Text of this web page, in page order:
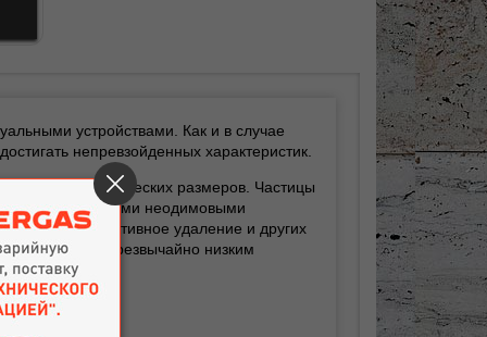
устройствами. Как и в случае
непревзойденных характеристик.
микроскопических размеров. Частицы
4-мя мощными неодимовыми
эффективное удаление и других
и обладают чрезвычайно низким